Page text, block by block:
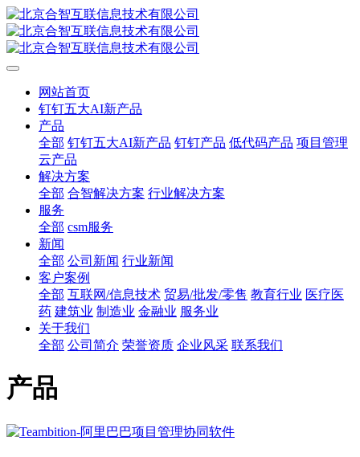
网站首页
钉钉五大AI新产品
产品
全部 钉钉五大AI新产品 钉钉产品 低代码产品 项目管理
云产品
解决方案
全部 合智解决方案 行业解决方案
服务
全部 csm服务
新闻
全部 公司新闻 行业新闻
客户案例
全部 互联网/信息技术 贸易/批发/零售 教育行业 医疗医
药 建筑业 制造业 金融业 服务业
关于我们
全部 公司简介 荣誉资质 企业风采 联系我们
产品